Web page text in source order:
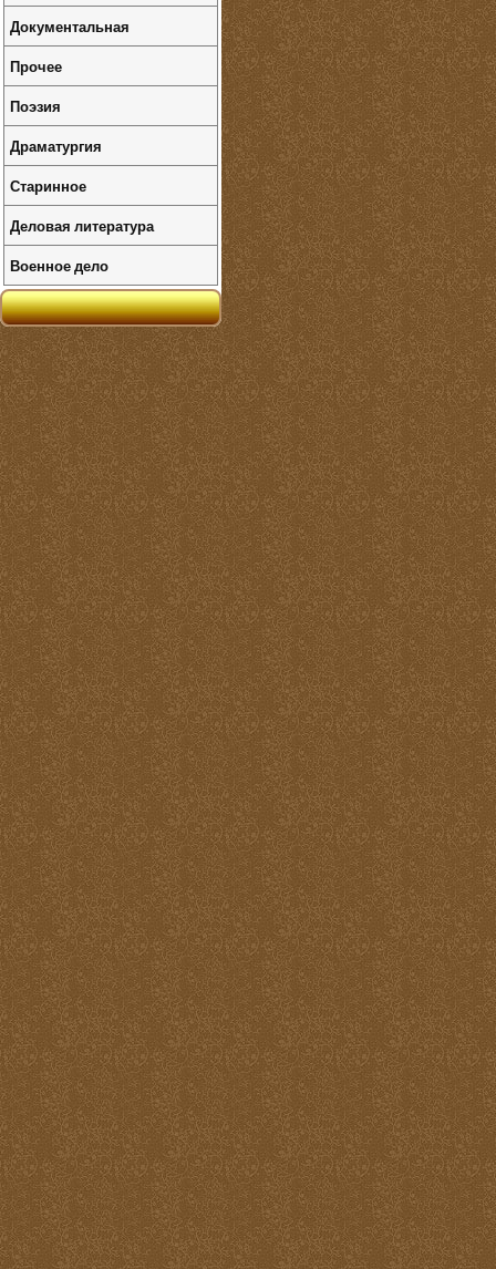
Документальная
Прочее
Поэзия
Драматургия
Старинное
Деловая литература
Военное дело